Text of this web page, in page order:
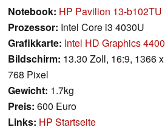
Notebook: HP Pavilion 13-b102TU
Prozessor: Intel Core i3 4030U
Grafikkarte: Intel HD Graphics 4400
Bildschirm: 13.30 Zoll, 16:9, 1366 x
768 Pixel
Gewicht: 1.7kg
Preis: 600 Euro
Links: HP Startseite